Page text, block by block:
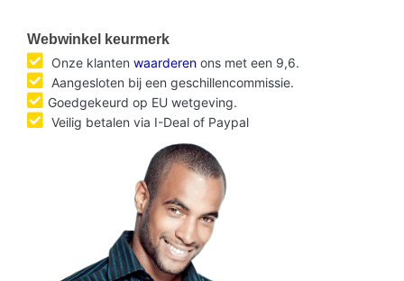
Webwinkel keurmerk
Onze klanten waarderen ons met een 9,6.
Aangesloten bij een geschillencommissie.
Goedgekeurd op EU wetgeving.
Veilig betalen via I-Deal of Paypal